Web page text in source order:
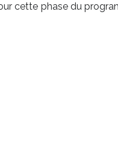
cette phase du